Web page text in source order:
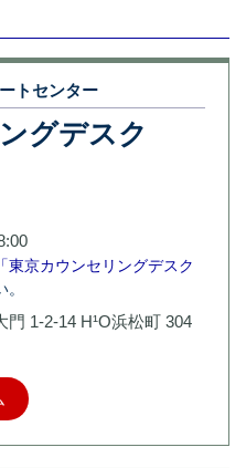
トセンター
グデスク
「東京カウンセリングデスク
1-2-14 H¹O浜松町 304